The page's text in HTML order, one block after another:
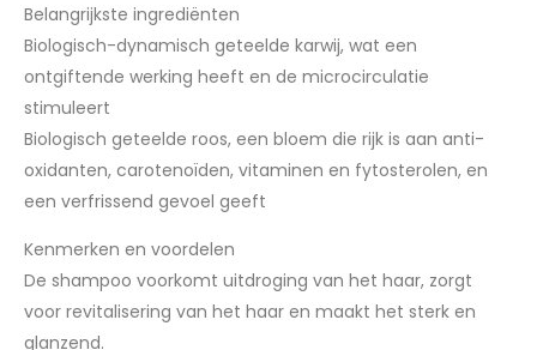
Belangrijkste ingrediënten
Biologisch-dynamisch geteelde karwij, wat een
ontgiftende werking heeft en de microcirculatie
stimuleert
Biologisch geteelde roos, een bloem die rijk is aan anti-
oxidanten, carotenoïden, vitaminen en fytosterolen, en
een verfrissend gevoel geeft
Kenmerken en voordelen
De shampoo voorkomt uitdroging van het haar, zorgt
voor revitalisering van het haar en maakt het sterk en
glanzend.